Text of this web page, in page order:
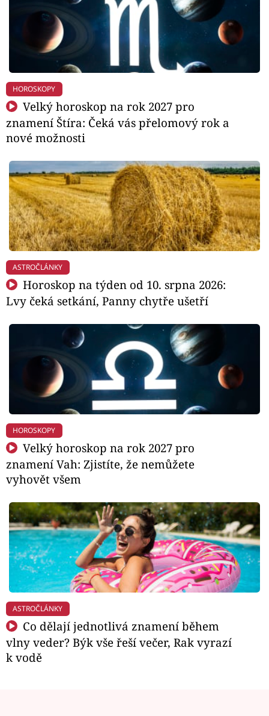
HOROSKOPY
Velký horoskop na rok 2027 pro
znamení Štíra: Čeká vás přelomový rok a
nové možnosti
ASTROČLÁNKY
Horoskop na týden od 10. srpna 2026:
Lvy čeká setkání, Panny chytře ušetří
HOROSKOPY
Velký horoskop na rok 2027 pro
znamení Vah: Zjistíte, že nemůžete
vyhovět všem
ASTROČLÁNKY
Co dělají jednotlivá znamení během
vlny veder? Býk vše řeší večer, Rak vyrazí
k vodě